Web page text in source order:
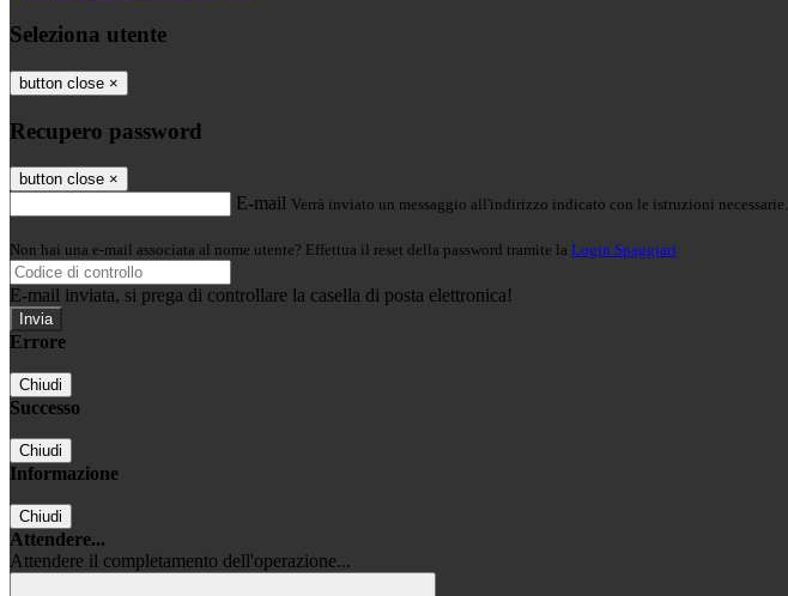
Seleziona utente
button close ×
Recupero password
button close ×
E-mail Verrà inviato un messaggio all'indirizzo indicato con le istruzioni necessarie.
Non hai una e-mail associata al nome utente? Effettua il reset della password tramite la Login Spaggiari
E-mail inviata, si prega di controllare la casella di posta elettronica!
Errore
Chiudi
Successo
Chiudi
Informazione
Chiudi
Attendere...
Attendere il completamento dell'operazione...